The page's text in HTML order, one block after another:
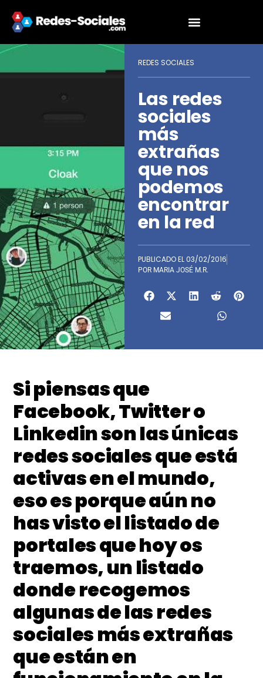
REDES SOCIALES
Las redes
sociales
más
extrañas
que nos
podemos
encontrar
en la red
PUBLICADO EL 03/02/2016
POR MARIA JOSÉ M.R.
Si piensas que
Facebook, Twitter o
Linkedin son las únicas
redes sociales que está
activas en el mundo,
eso es porque aún no
has visto el listado de
portales que hoy os
traemos, un listado
donde recogemos
algunas de las redes
sociales más extrañas
que están en